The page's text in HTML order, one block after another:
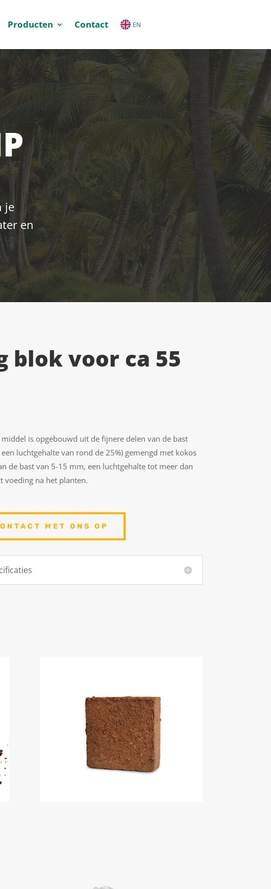
Producten Contact EN
je
en
blok voor ca 55
is opgebouwd uit de fijnere delen van de bast
luchtgehalte van rond de 25%) gemengd met kokos
de bast van 5-15 mm, een luchtgehalte tot meer dan
voeding na het planten.
MET ONS OP